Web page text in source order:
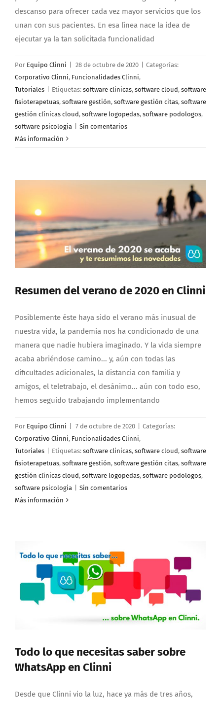
descanso para ofrecer cada vez mayor servicios que los
unan con sus pacientes. En esa línea nace la idea de
ejecutar ya la tan solicitada funcionalidad
Por Equipo Clinni 28 de octubre de 2020
Categorías:
Corporativo Clinni, Funcionalidades Clinni,
Tutoriales
Etiquetas: software clinicas, software cloud, software
fisioterapetuas, software gestión, software gestión citas, software
gestión clínicas cloud, software logopedas, software podologos,
software psicologia
Sin comentarios
Más información
Resumen del verano de 2020 en Clinni
Posiblemente éste haya sido el verano más inusual de
nuestra vida, la pandemia nos ha condicionado de una
manera que nadie hubiera imaginado. Y la vida siempre
acaba abriéndose camino... y, aún con todas las
dificultades adicionales, la distancia con familia y
amigos, el teletrabajo, el desánimo... aún con todo eso,
hemos seguido trabajando implementando
Por Equipo Clinni 7 de octubre de 2020
Categorías:
Corporativo Clinni, Funcionalidades Clinni,
Tutoriales
Etiquetas: software clinicas, software cloud, software
fisioterapetuas, software gestión, software gestión citas, software
gestión clínicas cloud, software logopedas, software podologos,
software psicologia
Sin comentarios
Más información
Todo lo que necesitas saber sobre
WhatsApp en Clinni
Desde que Clinni vio la luz, hace ya más de tres años,